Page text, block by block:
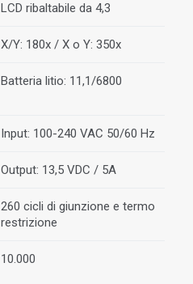
LCD ribaltabile da 4,3
X/Y: 180x / X o Y: 350x
Batteria litio: 11,1/6800
Input: 100-240 VAC 50/60 Hz
Output: 13,5 VDC / 5A
260 cicli di giunzione e termo
restrizione
10.000